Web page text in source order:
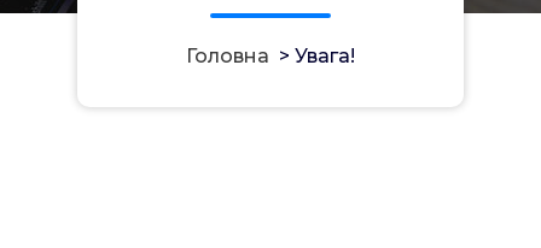
Головна > Увага!